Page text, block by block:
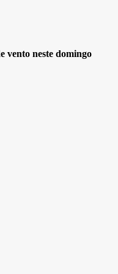
vento neste domingo